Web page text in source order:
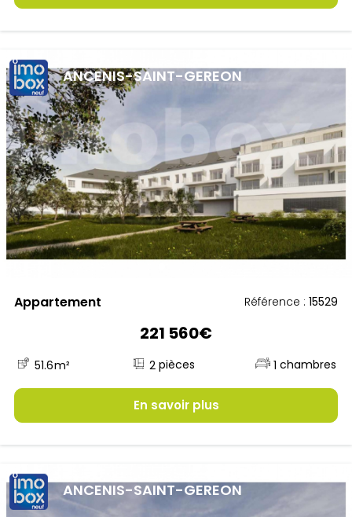
ANCENIS-SAINT-GEREON
Appartement Référence :15529
221 560€
51.6m² 2 1
En savoir plus
ANCENIS-SAINT-GEREON